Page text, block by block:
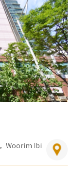
Woorim Ibi